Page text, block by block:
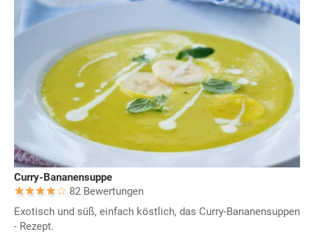
Curry-Bananensuppe
82 Bewertungen
Exotisch und süß, einfach köstlich, das Curry-Bananensuppen
- Rezept.